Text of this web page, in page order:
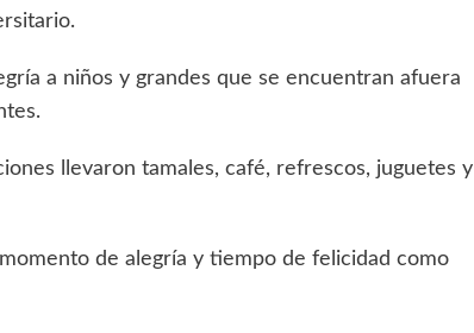
a niños y grandes que se encuentran afuera
llevaron tamales, café, refrescos, juguetes y
de alegría y tiempo de felicidad como